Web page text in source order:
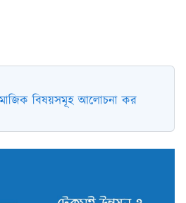
বিষয়সমূহ আলোচনা কর